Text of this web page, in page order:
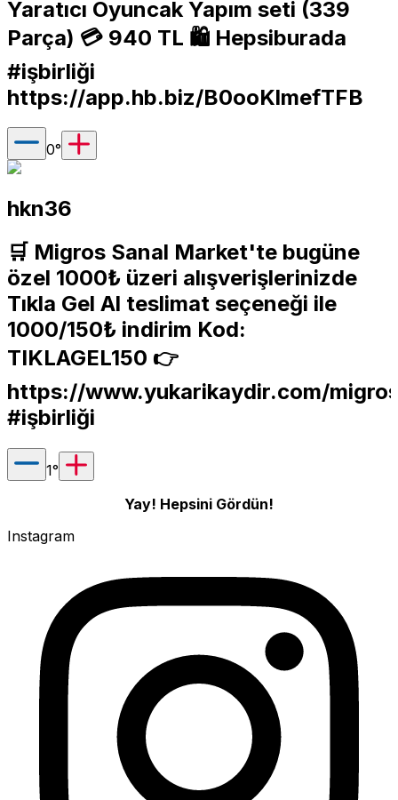
Yaratıcı Oyuncak Yapım seti (339
Parça) 💳 940 TL 🛍️ Hepsiburada
#işbirliği
https://app.hb.biz/B0ooKlmefTFB
0°
hkn36
🛒 Migros Sanal Market'te bugüne
özel 1000₺ üzeri alışverişlerinizde
Tıkla Gel Al teslimat seçeneği ile
1000/150₺ indirim Kod:
TIKLAGEL150 👉
https://www.yukarikaydir.com/
#işbirliği
1°
Yay! Hepsini Gördün!
Instagram